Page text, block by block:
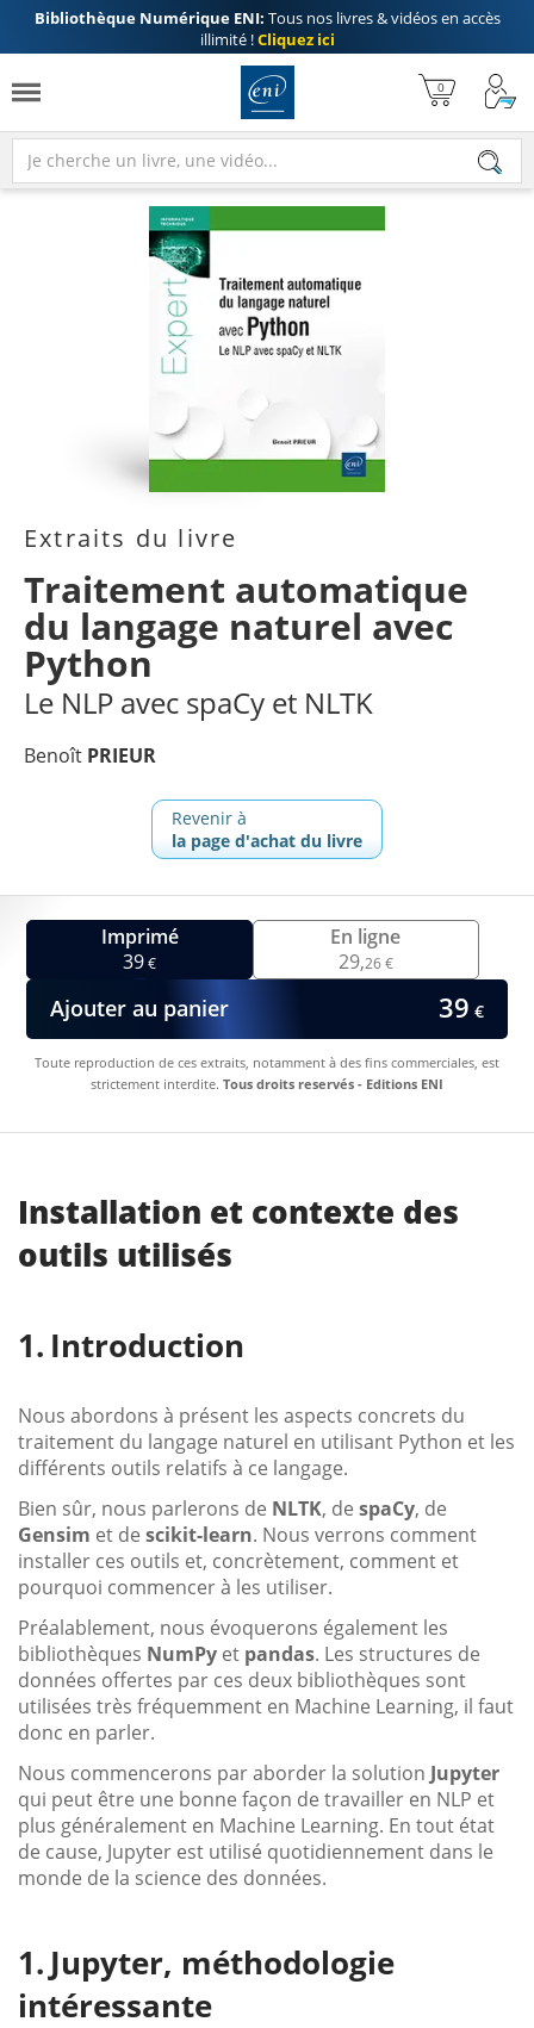
Bibliothèque Numérique ENI: Tous nos livres & vidéos en accès
illimité !Cliquez ici
Extraits du livre
Traitement automatique
du langage naturel avec
Python
Le NLP avec spaCy et NLTK
Benoît PRIEUR
Revenir à
la page d'achat du livre
Imprimé
39€
En ligne
29,26 €
Ajouter au panier 39 €
Toute reproduction de ces extraits, notamment à des fins commerciales, est
strictement interdite. Tous droits reservés - Editions ENI
Installation et contexte des
outils utilisés
Introduction
Nous abordons à présent les aspects concrets du
traitement du langage naturel en utilisant Python et les
différents outils relatifs à ce langage.
Bien sûr, nous parlerons de NLTK, de spaCy, de
Gensim et de scikit-learn. Nous verrons comment
installer ces outils et, concrètement, comment et
pourquoi commencer à les utiliser.
Préalablement, nous évoquerons également les
bibliothèques NumPy et pandas. Les structures de
données offertes par ces deux bibliothèques sont
utilisées très fréquemment en Machine Learning, il faut
donc en parler.
Nous commencerons par aborder la solution Jupyter
qui peut être une bonne façon de travailler en NLP et
plus généralement en Machine Learning. En tout état
de cause, Jupyter est utilisé quotidiennement dans le
monde de la science des données.
Jupyter, méthodologie
intéressante